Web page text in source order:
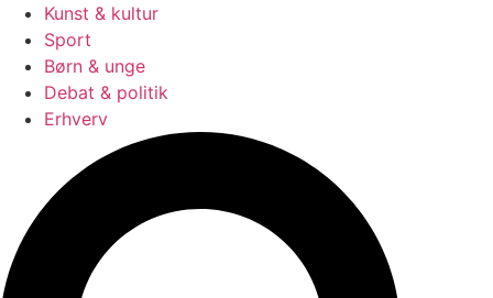
Kunst & kultur
Sport
Børn & unge
Debat & politik
Erhverv